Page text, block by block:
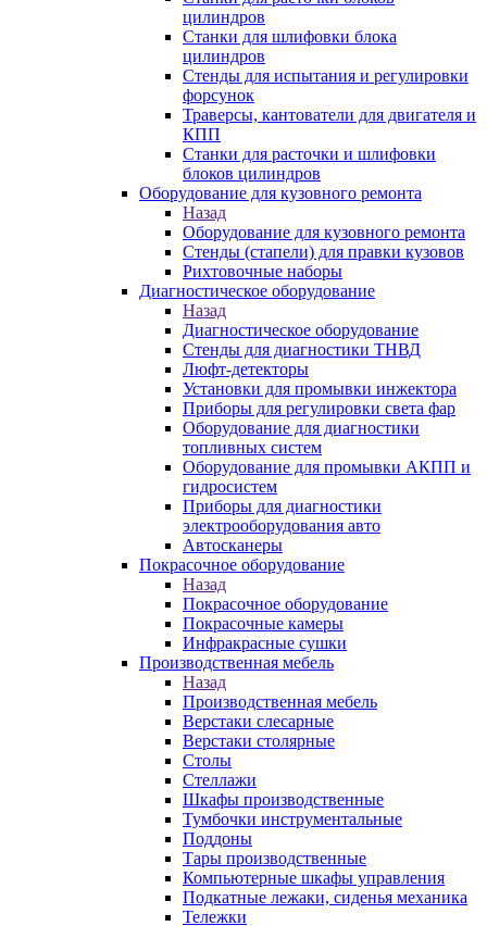
цилиндров
Станки для шлифовки блока
цилиндров
Стенды для испытания и регулировки
форсунок
Траверсы, кантователи для двигателя и
КПП
Станки для расточки и шлифовки
блоков цилиндров
Оборудование для кузовного ремонта
Назад
Оборудование для кузовного ремонта
Стенды (стапели) для правки кузовов
Рихтовочные наборы
Диагностическое оборудование
Назад
Диагностическое оборудование
Стенды для диагностики ТНВД
Люфт-детекторы
Установки для промывки инжектора
Приборы для регулировки света фар
Оборудование для диагностики
топливных систем
Оборудование для промывки АКПП и
гидросистем
Приборы для диагностики
электрооборудования авто
Автосканеры
Покрасочное оборудование
Назад
Покрасочное оборудование
Покрасочные камеры
Инфракрасные сушки
Производственная мебель
Назад
Производственная мебель
Верстаки слесарные
Верстаки столярные
Столы
Стеллажи
Шкафы производственные
Тумбочки инструментальные
Поддоны
Тары производственные
Компьютерные шкафы управления
Подкатные лежаки, сиденья механика
Тележки